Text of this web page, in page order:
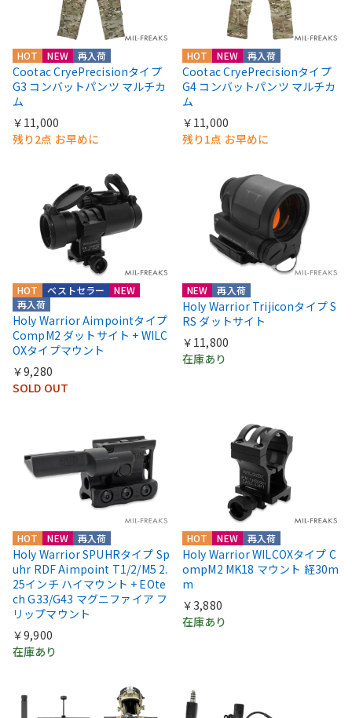
HOT NEW 再入荷
Cootac CryePrecisionタイプ
G3 コンバットパンツ マルチカ
ム
￥11,000
残り2点 お早めに
HOT NEW 再入荷
Cootac CryePrecisionタイプ
G4 コンバットパンツ マルチカ
ム
￥11,000
残り1点 お早めに
HOT
NEW
再入荷
ベストセラー
Holy Warrior Aimpointタイプ
CompM2 ダットサイト + WILC
OXタイプマウント
￥9,280
SOLD OUT
NEW 再入荷
Holy Warrior Trijiconタイプ S
RS ダットサイト
￥11,800
在庫あり
HOT NEW 再入荷
Holy Warrior SPUHRタイプ Sp
uhr RDF Aimpoint T1/2/M5 2.
25インチ ハイマウント + EOte
ch G33/G43 マグニファイア フ
リップマウント
￥9,900
在庫あり
HOT NEW 再入荷
Holy Warrior WILCOXタイプ C
ompM2 MK18 マウント 経30m
m
￥3,880
在庫あり